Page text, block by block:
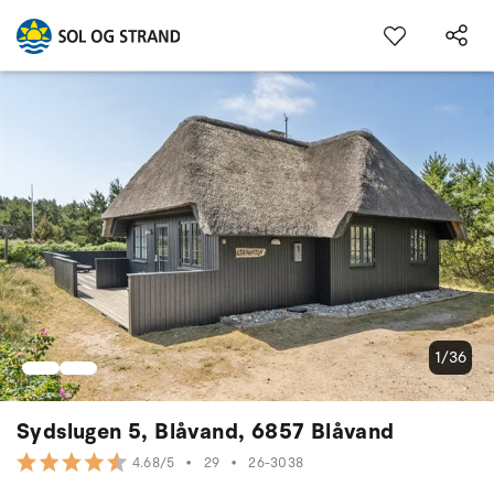
Sydslugen 5, Blåvand, 6857 Blåvand
4.68/5 • 29 • 26-3038
1/36